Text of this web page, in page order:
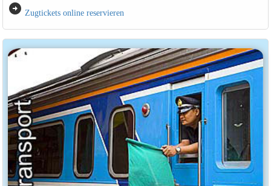
arrow_circle_right Zugtickets online reservieren